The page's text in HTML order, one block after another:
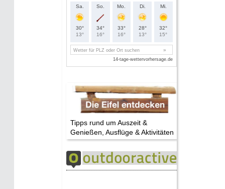
Tipps rund um Auszeit &
Genießen, Ausflüge & Aktivitäten